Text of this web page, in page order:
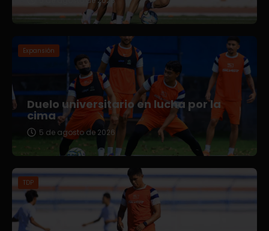
Expansión
Duelo universitario en lucha por la
cima
5 de agosto de 2026
TDP